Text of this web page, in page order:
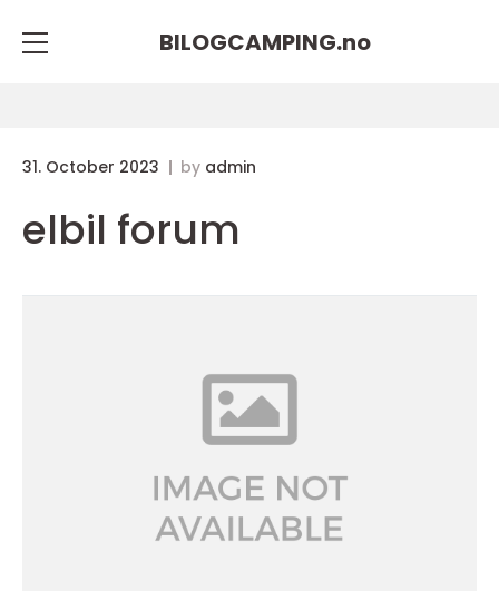
BILOGCAMPING.no
31. October 2023 by admin
elbil forum